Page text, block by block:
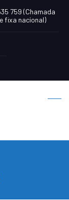
759 (Chamada
fixa nacional)